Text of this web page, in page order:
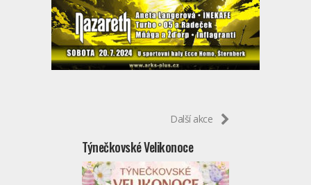
Další akce
Týnečkovské Velikonoce